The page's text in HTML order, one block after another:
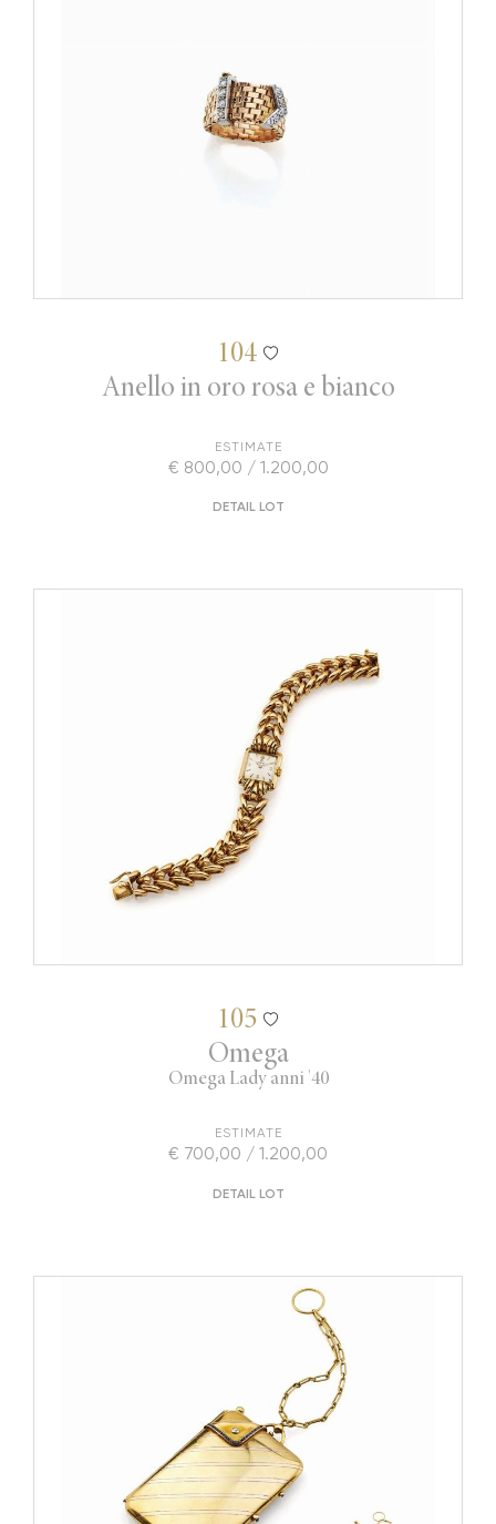
104
Anello in oro rosa e bianco
ESTIMATE
€ 800,00 / 1.200,00
DETAIL LOT
105
Omega
Omega Lady anni '40
ESTIMATE
€ 700,00 / 1.200,00
DETAIL LOT